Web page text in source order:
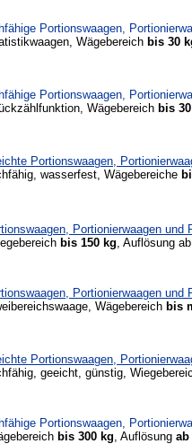
Portionswaagen,
Wägebereich bis 30
Portionswaagen,
Wägebereich bis
Portionswaagen,
wasserfest, Wägebereiche
Portionierwaagen
bis 150 kg, Auflösung
Portionierwaagen und
Wägebereich bis
Portionswaagen,
geeicht, günstig,
Portionswaagen,
bis 300 kg, Auflösung ab